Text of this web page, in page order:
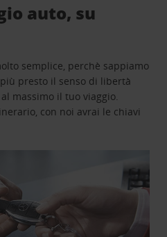
auto, su
semplice, perchè sappiamo
presto il senso di libertà
massimo il tuo viaggio.
con noi avrai le chiavi